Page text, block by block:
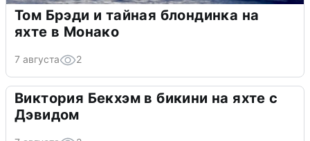
Том Брэди и тайная блондинка на
яхте в Монако
7 августа 2
Виктория Бекхэм в бикини на яхте с
Дэвидом